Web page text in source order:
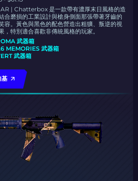
| Chatterbox 是一款帶有濃厚末日風格的造
合磨損的工業設計與槍身側面那張帶著牙齒的
容。黃色與黑色的配色營造出粗獷、叛逆的視
，特別適合喜歡非傳統風格的玩家。
武器箱
MEMORIES 武器箱
武器箱
基